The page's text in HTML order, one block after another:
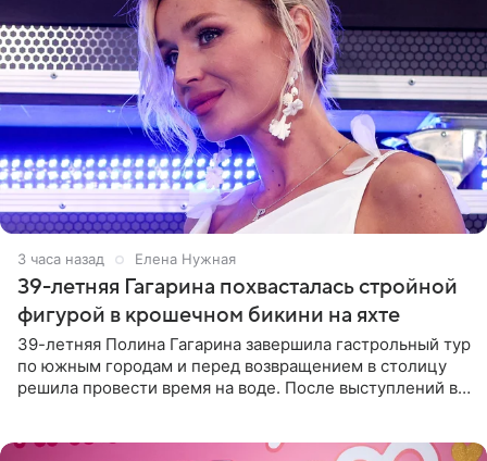
3 часа назад Елена Нужная
39-летняя Гагарина похвасталась стройной
фигурой в крошечном бикини на яхте
39-летняя Полина Гагарина завершила гастрольный тур
по южным городам и перед возвращением в столицу
решила провести время на воде. После выступлений в